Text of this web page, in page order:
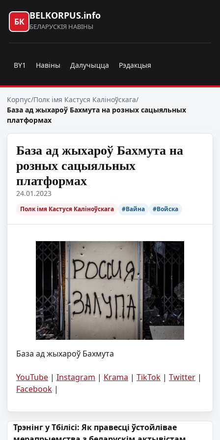
БК
BELKORPUS.info
БЕЛАРУСКІЯ НАВІНЫ
BY1 Навіны Далучыцца Рэдакцыя
Корпус/Полк імя Кастуся Каліноўскага/
База ад жыхароў Бахмута на розных сацыяльных
платформах
База ад жыхароў Бахмута на
розных сацыяльных
платформах
24.01.2023
Полк імя Кастуся Каліноўскага #Вайна #Войска
База ад жыхароў Бахмута
YouTube | Instagram | Krama | TikTok | Twitter |
Facebook |
Навігацыя па запісах
Трэнінг у Тбілісі: Як правесці ўстойлівае